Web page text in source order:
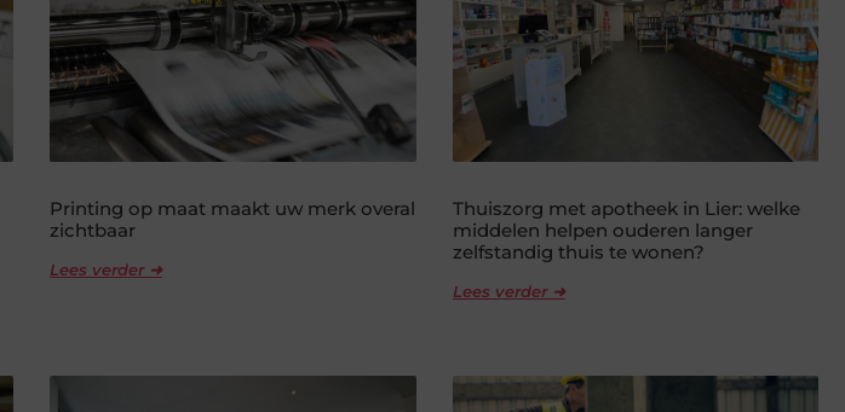
Printing op maat maakt uw merk overal
zichtbaar
Lees verder ➜
Thuiszorg met apotheek in Lier: welke
middelen helpen ouderen langer
zelfstandig thuis te wonen?
Lees verder ➜